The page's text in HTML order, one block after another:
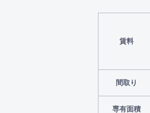
賃料
間取り
専有面積